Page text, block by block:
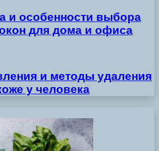
и особенности выбора
для дома и офиса
и методы удаления
у человека